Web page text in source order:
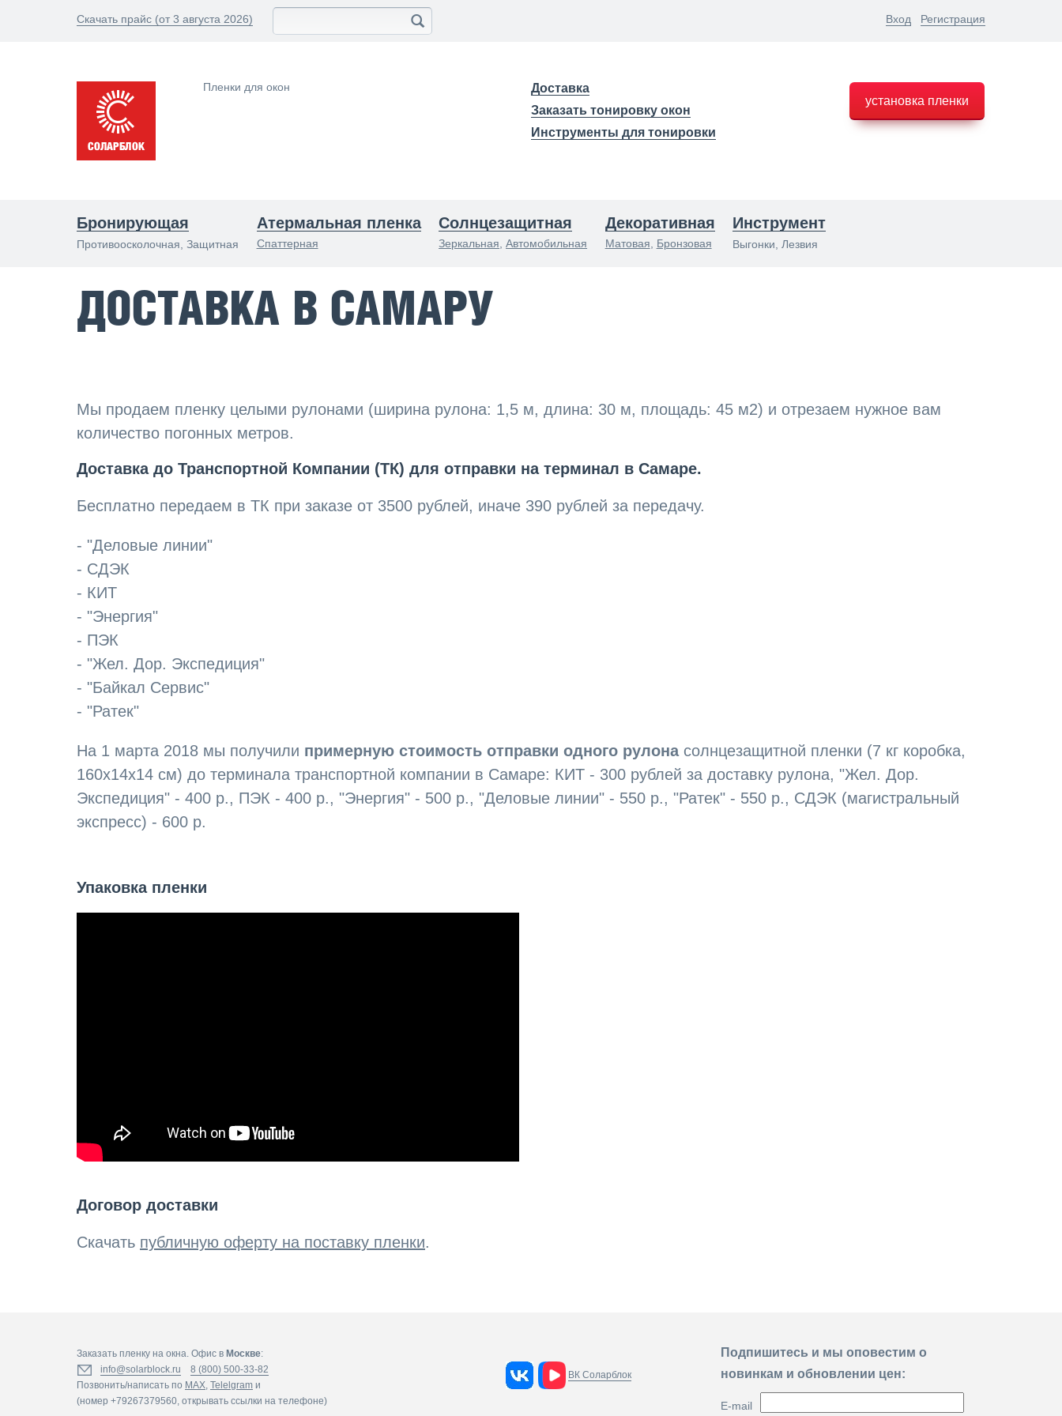
Скачать прайс (от 3 августа 2026) Вход Регистрация
Пленки для окон
Доставка
Заказать тонировку окон
Инструменты для тонировки
установка пленки
Бронирующая
Противоосколочная, Защитная
Атермальная пленка
Спаттерная
Солнцезащитная
Зеркальная ,Автомобильная
Декоративная
Матовая Бронзовая
Инструмент
Выгонки, Лезвия
ДОСТАВКА В САМАРУ
Мы продаем пленку целыми рулонами (ширина рулона: 1,5 м, длина: 30 м, площадь: 45 м2) и отрезаем нужное вам
количество погонных метров.
Доставка до Транспортной Компании (ТК) для отправки на терминал в Самаре.
Бесплатно передаем в ТК при заказе от 3500 рублей, иначе 390 рублей за передачу.
- "Деловые линии"
- СДЭК
- КИТ
- "Энергия"
- ПЭК
- "Жел. Дор. Экспедиция"
- "Байкал Сервис"
- "Ратек"
На 1 марта 2018 мы получили примерную стоимость отправки одного рулонасолнцезащитной пленки (7 кг коробка,
160х14х14 см) до терминала транспортной компании в Самаре: КИТ - 300 рублей за доставку рулона, "Жел. Дор.
Экспедиция" - 400 р., ПЭК - 400 р., "Энергия" - 500 р., "Деловые линии" - 550 р., "Ратек" - 550 р., СДЭК (магистральный
экспресс) - 600 р.
Упаковка пленки
Договор доставки
Скачать публичную оферту на поставку пленки.
Заказать пленку на окна. Офис в Москве:
info@solarblock.ru
8 (800) 500-33-82
Позвонить/написать по MAX, Telelgram и
(номер +79267379560, открывать ссылки на телефоне)
ВК Соларблок
Подпишитесь и мы оповестим о
новинкам и обновлении цен:
E-mail